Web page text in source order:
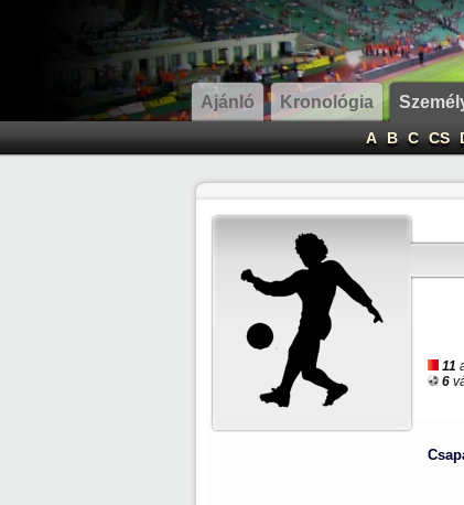
Ajánló Kronológia
A B C CS
11
6